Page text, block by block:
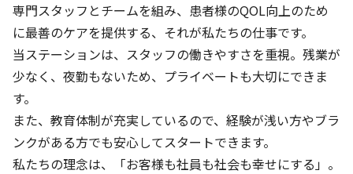
専門スタッフとチームを組み、患者様のQOL向上のため
に最善のケアを提供する、それが私たちの仕事です。
当ステーションは、スタッフの働きやすさを重視。残業が
少なく、夜勤もないため、プライベートも大切にできま
す。
また、教育体制が充実しているので、経験が浅い方やブラ
ンクがある方でも安心してスタートできます。
私たちの理念は、「お客様も社員も社会も幸せにする」。